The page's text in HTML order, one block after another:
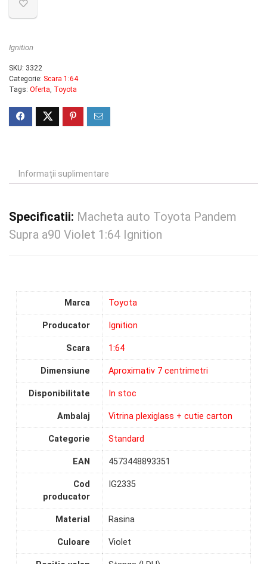
Ignition
SKU: 3322
Categorie: Scara 1:64
Tags: Oferta, Toyota
Informații suplimentare
Specificatii: Macheta auto Toyota Pandem
Supra a90 Violet 1:64 Ignition
Marca Toyota
Producator Ignition
Scara 1:64
Dimensiune Aproximativ 7 centrimetri
Disponibilitate In stoc
Ambalaj Vitrina plexiglass + cutie carton
Categorie Standard
EAN 4573448893351
Cod
producator
IG2335
Material Rasina
Culoare Violet